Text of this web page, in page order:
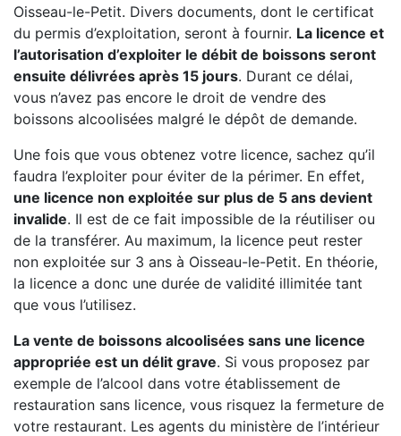
Oisseau-le-Petit. Divers documents, dont le certificat
du permis d’exploitation, seront à fournir. La licence et
l’autorisation d’exploiter le débit de boissons seront
ensuite délivrées après 15 jours. Durant ce délai,
vous n’avez pas encore le droit de vendre des
boissons alcoolisées malgré le dépôt de demande.
Une fois que vous obtenez votre licence, sachez qu’il
faudra l’exploiter pour éviter de la périmer. En effet,
une licence non exploitée sur plus de 5 ans devient
invalide. Il est de ce fait impossible de la réutiliser ou
de la transférer. Au maximum, la licence peut rester
non exploitée sur 3 ans à Oisseau-le-Petit. En théorie,
la licence a donc une durée de validité illimitée tant
que vous l’utilisez.
La vente de boissons alcoolisées sans une licence
appropriée est un délit grave. Si vous proposez par
exemple de l’alcool dans votre établissement de
restauration sans licence, vous risquez la fermeture de
votre restaurant. Les agents du ministère de l’intérieur